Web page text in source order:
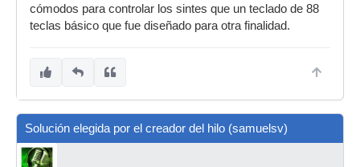
cómodos para controlar los sintes que un teclado de 88
teclas básico que fue diseñado para otra finalidad.
Solución elegida por el creador del hilo (samuelsv)